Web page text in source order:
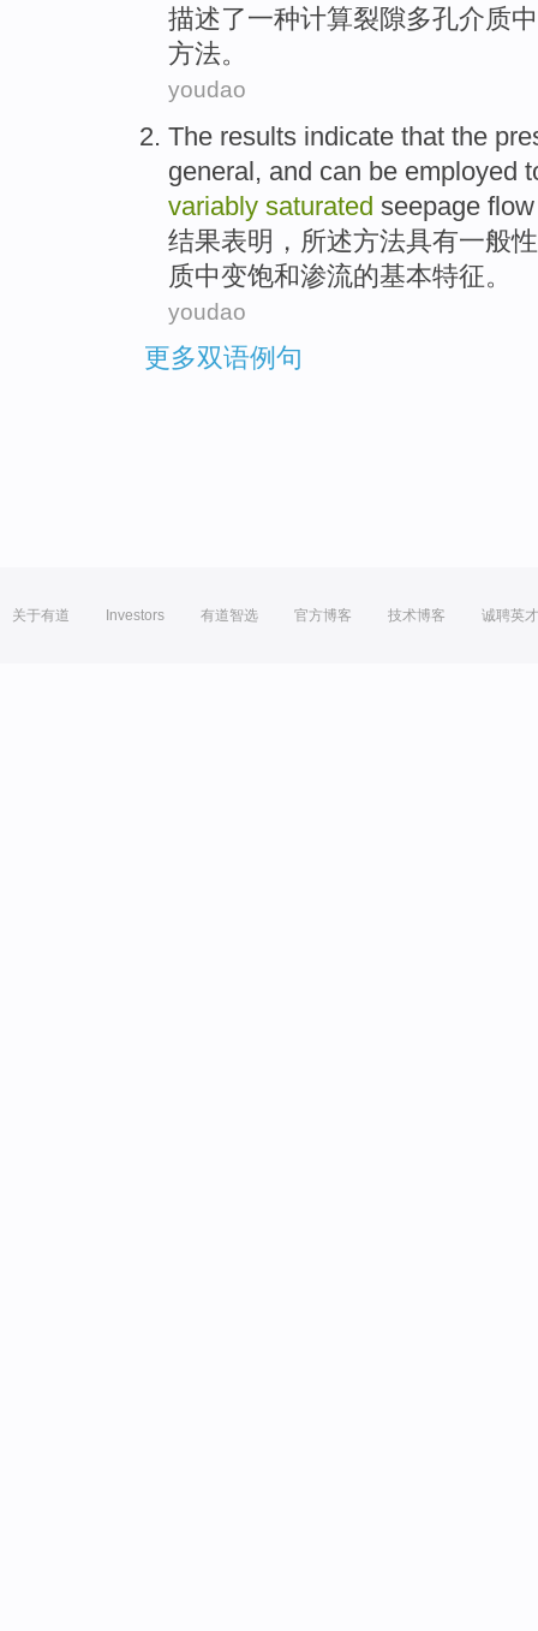
描述了一种计算裂隙多孔介质
方法。
youdao
The results indicate that the
general, and can be employed
variably saturated seepage flow
结果表明 ，所述方法具有一般
质中变饱和渗流的基本特征。
youdao
更多双语例句
关于有道 Investors 有道智选 官方博客 技术博客 诚聘英才